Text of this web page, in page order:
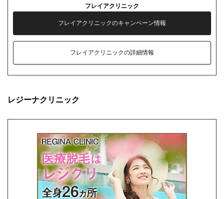
フレイアクリニック
フレイアクリニックのキャンペーン情報
フレイアクリニックの詳細情報
レジーナクリニック